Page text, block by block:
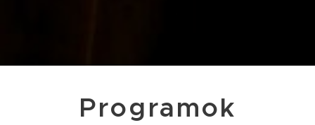
Programok